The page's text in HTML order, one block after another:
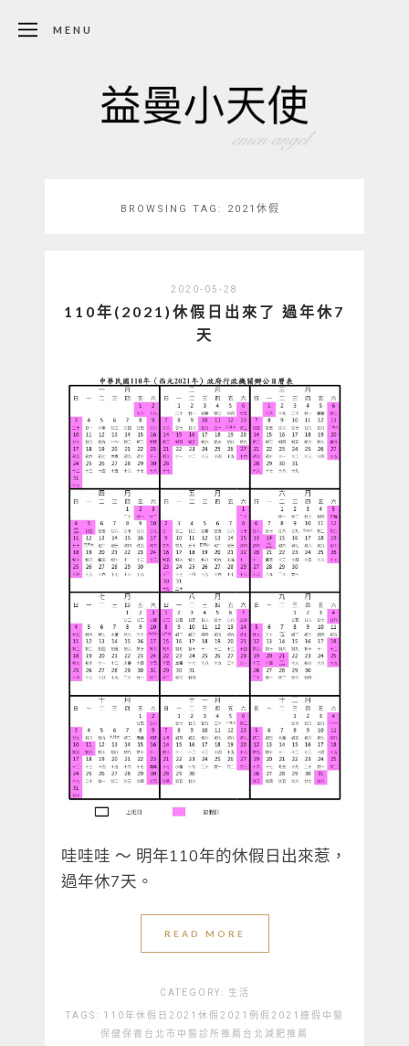
MENU
BROWSING TAG: 2021休假
2020-05-28
110年(2021)休假日出來了 過年休7
天
哇哇哇 ～ 明年110年的休假日出來惹，
過年休7天。
READ MORE
CATEGORY: 生活
TAGS: 110年休假日 2021休假 2021例假 2021連假 中醫
保健保養 台北市中醫診所推薦 台北減肥推薦